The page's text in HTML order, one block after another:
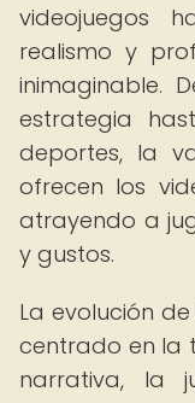
videojuegos
realismo y
inimaginable.
estrategia
deportes, la
ofrecen los
atrayendo a
y gustos.
La evolución
centrado en la
narrativa, la